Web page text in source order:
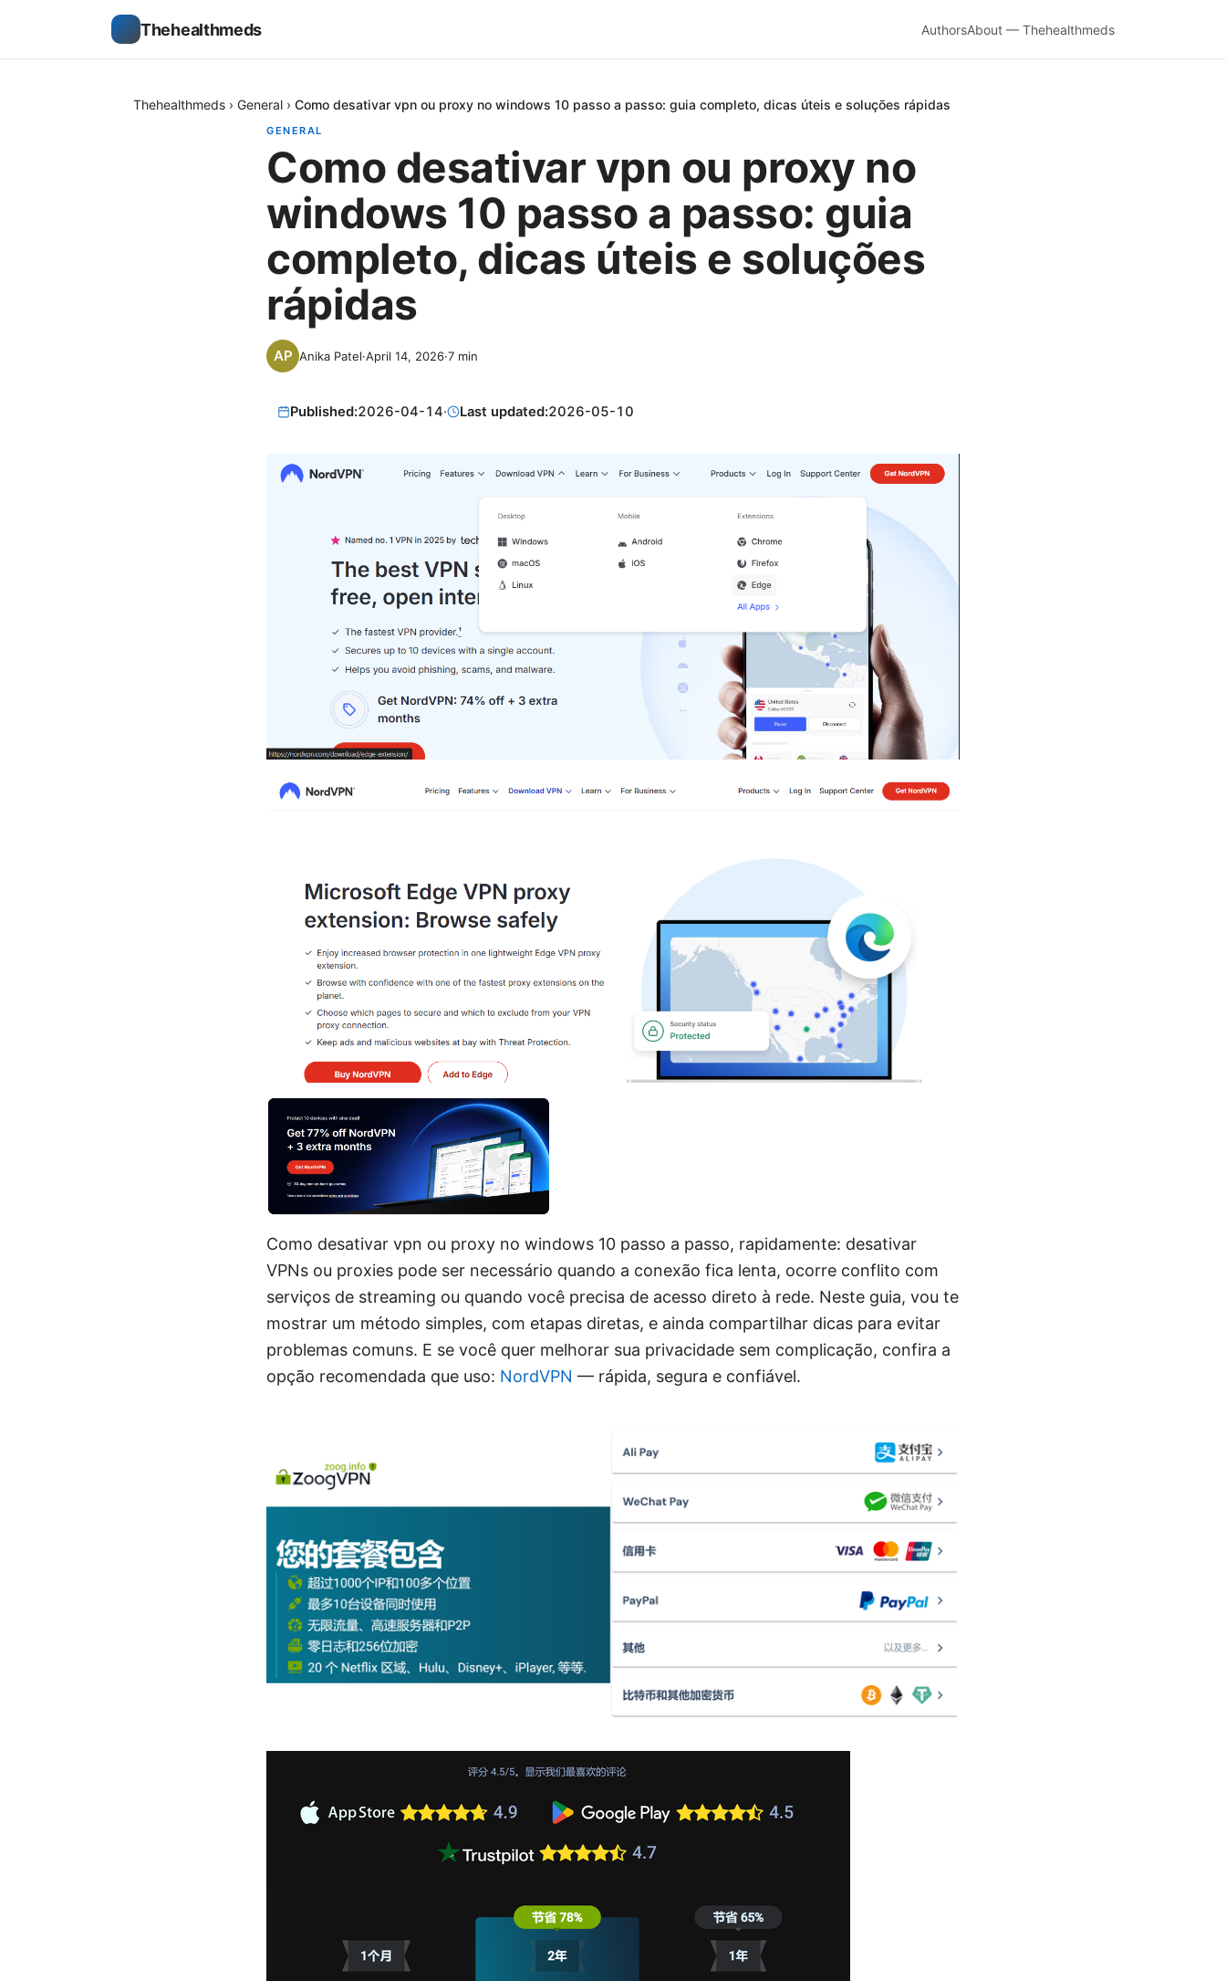
Thehealthmeds AuthorsAbout — Thehealthmeds
Thehealthmeds › General › Como desativar vpn ou proxy no windows 10 passo a passo: guia completo, dicas úteis e soluções rápidas
GENERAL
Como desativar vpn ou proxy no
windows 10 passo a passo: guia
completo, dicas úteis e soluções
rápidas
Anika Patel·April 14, 2026·7 min
Published:2026-04-14· Last updated:2026-05-10
Como desativar vpn ou proxy no windows 10 passo a passo, rapidamente: desativar
VPNs ou proxies pode ser necessário quando a conexão fica lenta, ocorre conflito com
serviços de streaming ou quando você precisa de acesso direto à rede. Neste guia, vou te
mostrar um método simples, com etapas diretas, e ainda compartilhar dicas para evitar
problemas comuns. E se você quer melhorar sua privacidade sem complicação, confira a
opção recomendada que uso: NordVPN — rápida, segura e confiável.